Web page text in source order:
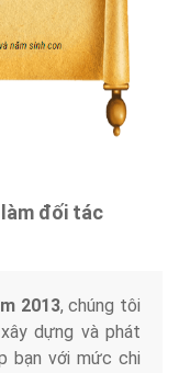
đối tác
2013, chúng tôi
dựng và phát
bạn với mức chi